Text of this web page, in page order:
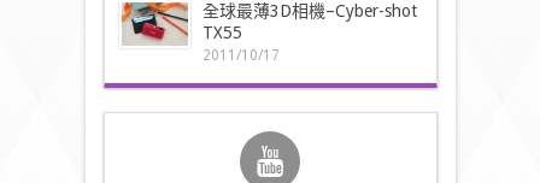
全球最薄3D相機–Cyber-shot
TX55
2011/10/17